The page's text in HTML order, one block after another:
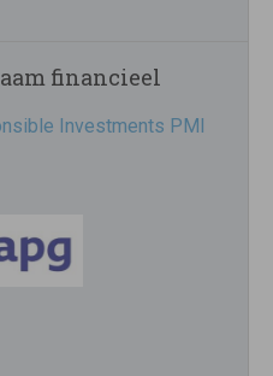
financieel
Investments PMI